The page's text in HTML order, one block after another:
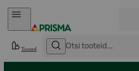
Otse sisu juurde
Tooted